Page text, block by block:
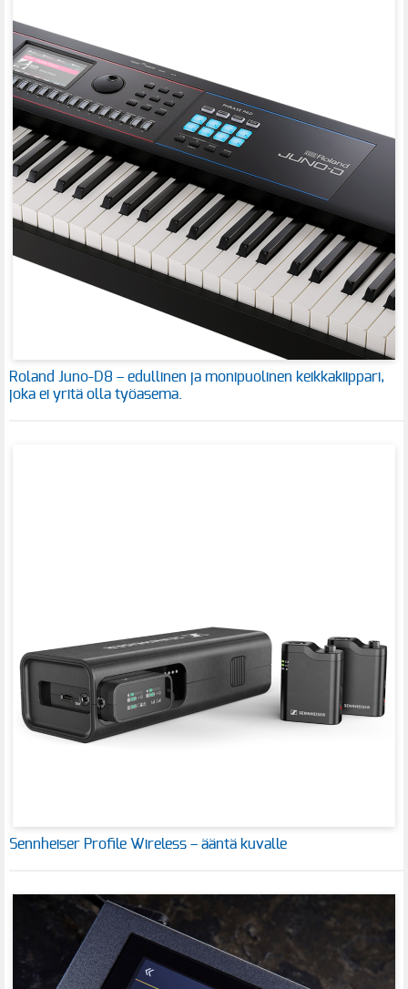
Roland Juno-D8 – edullinen ja monipuolinen keikkakiippari,
joka ei yritä olla työasema.
Sennheiser Profile Wireless – ääntä kuvalle